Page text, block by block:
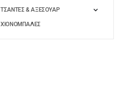
ΤΣΑΝΤΕΣ & ΑΞΕΣΟΥΑΡ
ΧΙΟΝΟΜΠΑΛΕΣ